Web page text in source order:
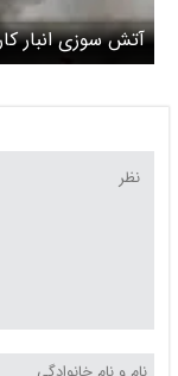
آتش سوزی انبار